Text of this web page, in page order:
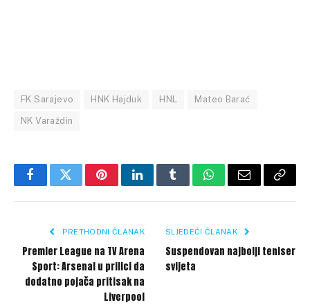
FK Sarajevo HNK Hajduk HNL Mateo Barać
NK Varaždin
FacebookTwitterPinterestLinkedInTumblrWhatsApp
Email Copy
PRETHODNI ČLANAK
Premier League na TV Arena
Sport: Arsenal u prilici da
dodatno pojača pritisak na
Liverpool
SLJEDEĆI ČLANAK
Suspendovan najbolji teniser
svijeta